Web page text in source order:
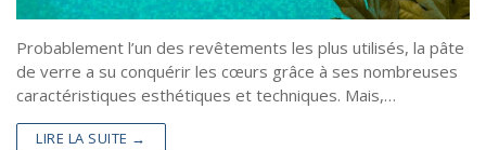
Probablement l’un des revêtements les plus utilisés, la pâte
de verre a su conquérir les cœurs grâce à ses nombreuses
caractéristiques esthétiques et techniques. Mais,…
LIRE LA SUITE →